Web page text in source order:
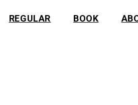
REGULAR BOOK